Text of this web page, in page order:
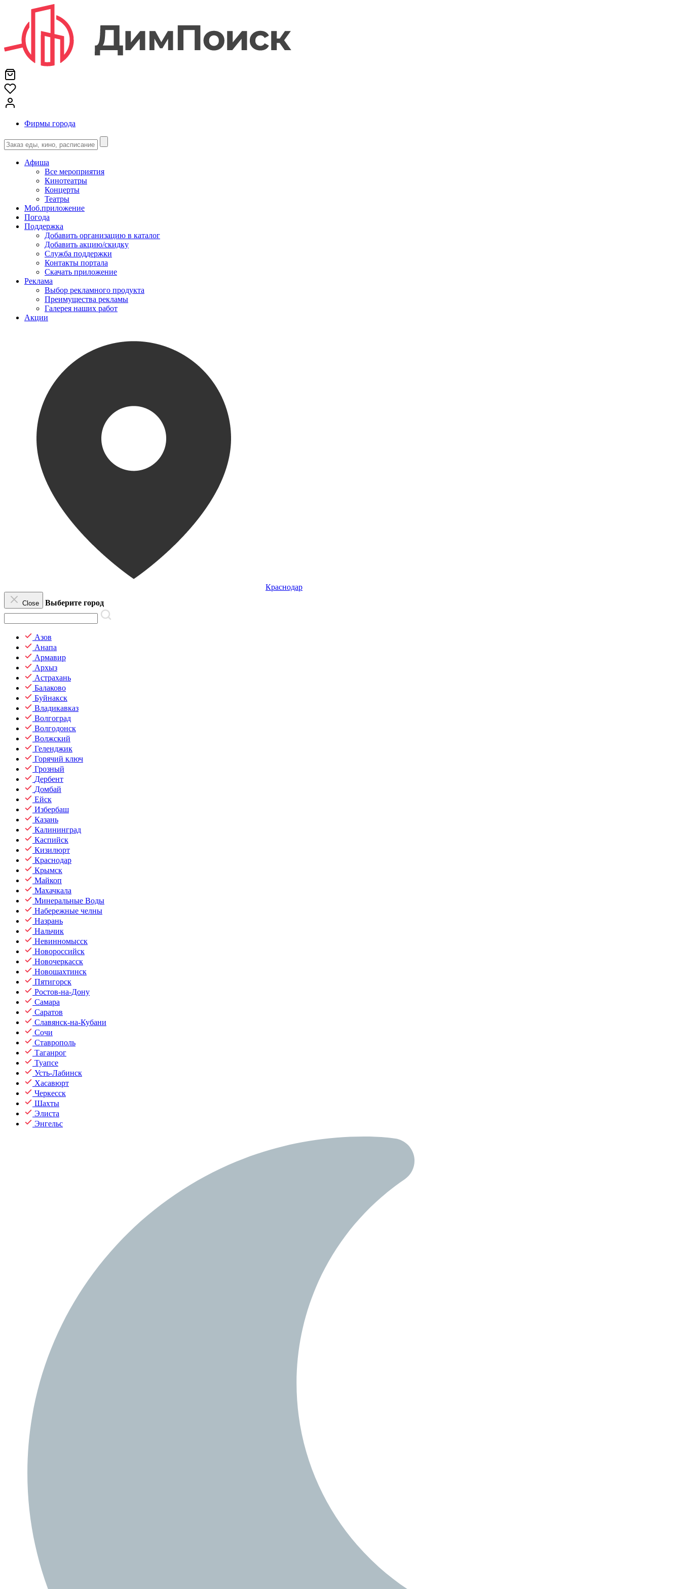
Фирмы города
Афиша
Все мероприятия
Кинотеатры
Концерты
Театры
Моб.приложение
Погода
Поддержка
Добавить организацию в каталог
Добавить акцию/скидку
Служба поддержки
Контакты портала
Скачать приложение
Реклама
Выбор рекламного продукта
Преимущества рекламы
Галерея наших работ
Акции
Краснодар
Close Выберите город
Азов
Анапа
Армавир
Архыз
Астрахань
Балаково
Буйнакск
Владикавказ
Волгоград
Волгодонск
Волжский
Геленджик
Горячий ключ
Грозный
Дербент
Домбай
Ейск
Избербаш
Казань
Калининград
Каспийск
Кизилюрт
Краснодар
Крымск
Майкоп
Махачкала
Минеральные Воды
Набережные челны
Назрань
Нальчик
Невинномысск
Новороссийск
Новочеркасск
Новошахтинск
Пятигорск
Ростов-на-Дону
Самара
Саратов
Славянск-на-Кубани
Сочи
Ставрополь
Таганрог
Туапсе
Усть-Лабинск
Хасавюрт
Черкесск
Шахты
Элиста
Энгельс